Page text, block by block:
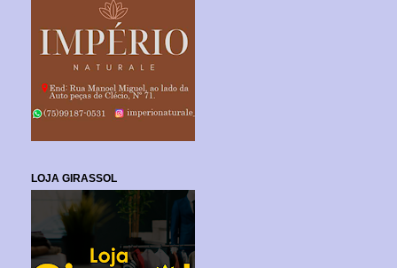
LOJA GIRASSOL